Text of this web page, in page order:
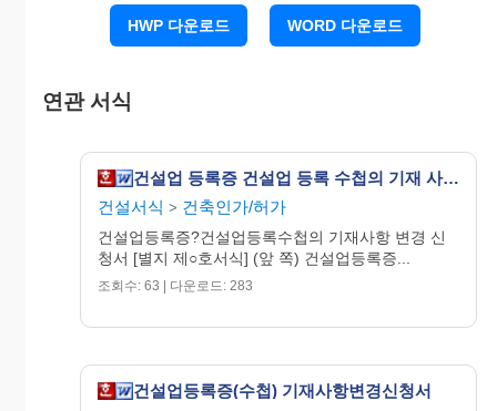
하여 건설업등록증․건설업등록수첩의 기재사
20OO년 O월 O일
신 청 인 O O O (서명 또는 인)
O O 특별시장
O O 광역시장 귀하
O O 도 지 사
구비서류
료
없
HWP 다운로드 WORD 다운로드
연관 서식
건설업 등록증 건설업 등록 수첩의 기재 사항 변경 신청서
건설서식 > 건축인가/허가
건설업등록증?건설업등록수첩의 기재사항 변경 신
청서 [별지 제○호서식] (앞 쪽) 건설업등록증...
조회수: 63 | 다운로드: 283
건설업등록증(수첩) 기재사항변경신청서